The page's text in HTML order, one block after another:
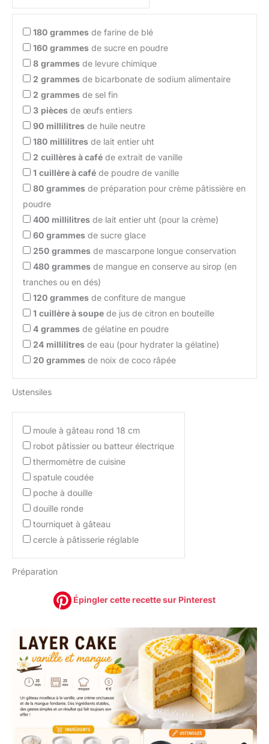
180 grammes de farine de blé
160 grammes de sucre en poudre
8 grammes de levure chimique
2 grammes de bicarbonate de sodium alimentaire
2 grammes de sel fin
3 pièces de œufs entiers
90 millilitres de huile neutre
180 millilitres de lait entier uht
2 cuillères à café de extrait de vanille
1 cuillère à café de poudre de vanille
80 grammes de préparation pour crème pâtissière en
poudre
400 millilitres de lait entier uht (pour la crème)
60 grammes de sucre glace
250 grammes de mascarpone longue conservation
480 grammes de mangue en conserve au sirop (en
tranches ou en dés)
120 grammes de confiture de mangue
1 cuillère à soupe de jus de citron en bouteille
4 grammes de gélatine en poudre
24 millilitres de eau (pour hydrater la gélatine)
20 grammes de noix de coco râpée
Ustensiles
moule à gâteau rond 18 cm
robot pâtissier ou batteur électrique
thermomètre de cuisine
spatule coudée
poche à douille
douille ronde
tourniquet à gâteau
cercle à pâtisserie réglable
Préparation
Épingler cette recette sur Pinterest